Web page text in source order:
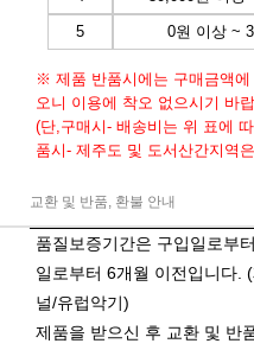
5
0원 이상 ~
※ 제품 반품시에는 구매금액
오니 이용에 착오 없으시기 바
(단,구매시- 배송비는 위 표에
품시- 제주도 및 도서산간지역
교환 및 반품, 환불 안내
품질보증기간은 구입일로부
일로부터 6개월 이전입니다.
널/유럽악기)
제품을 받으신 후 교환 및 반